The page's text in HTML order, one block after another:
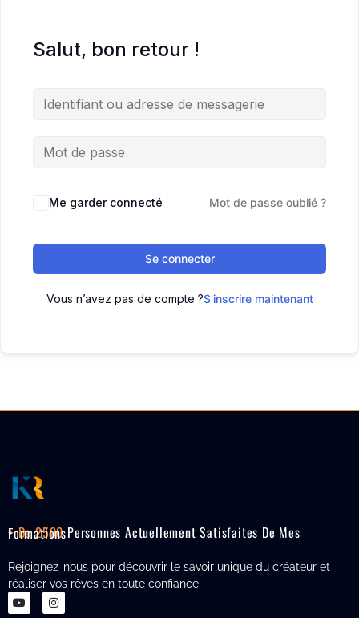
Salut, bon retour !
Me garder connecté Mot de passe oublié ?
Se connecter
Vous n’avez pas de compte ?S’inscrire maintenant
+ De 2500
Personnes Actuellement Satisfaites De Mes Formations
Rejoignez-nous pour découvrir le savoir unique du créateur et
réaliser vos rêves en toute confiance.